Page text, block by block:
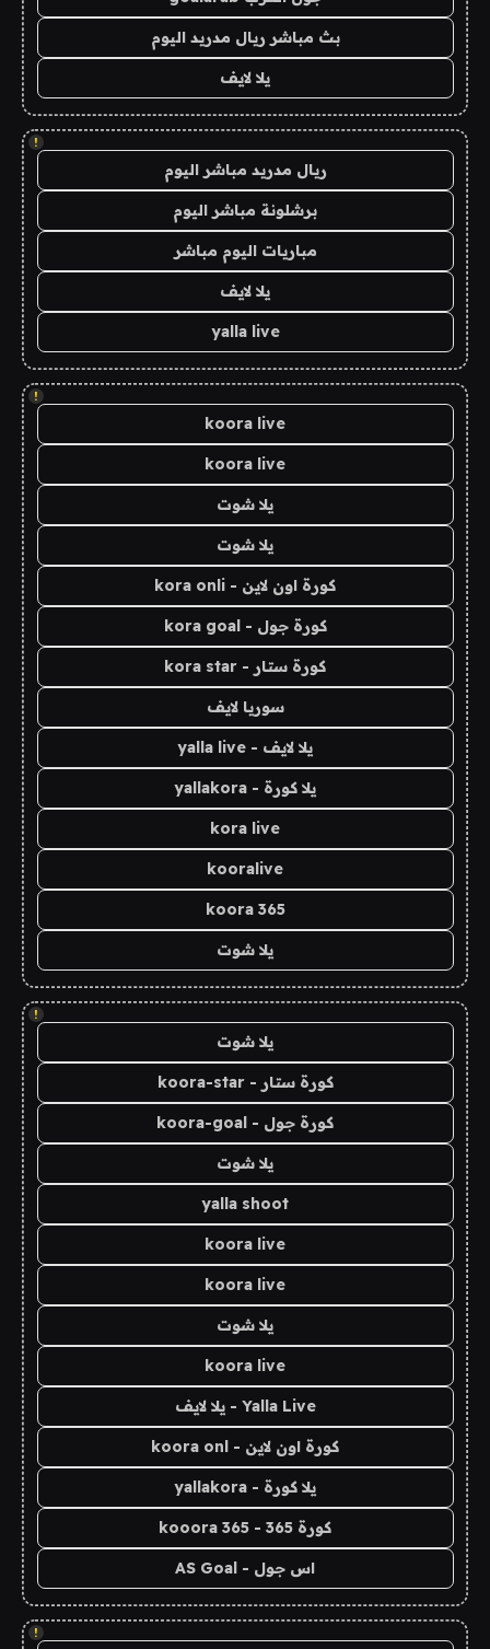
بث مباشر ريال مدريد اليوم
يلا لايف
!
ريال مدريد مباشر اليوم
برشلونة مباشر اليوم
مباريات اليوم مباشر
يلا لايف
yalla live
!
koora live
koora live
يلا شوت
يلا شوت
كورة اون لاين - kora onli
كورة جول - kora goal
كورة ستار - kora star
سوريا لايف
يلا لايف - yalla live
يلا كورة - yallakora
kora live
kooralive
koora 365
يلا شوت
!
يلا شوت
كورة ستار - koora-star
كورة جول - koora-goal
يلا شوت
yalla shoot
koora live
koora live
يلا شوت
koora live
Yalla Live - يلا لايف
كورة اون لاين - koora onl
يلا كورة - yallakora
كورة 365 - kooora 365
اس جول - AS Goal
!